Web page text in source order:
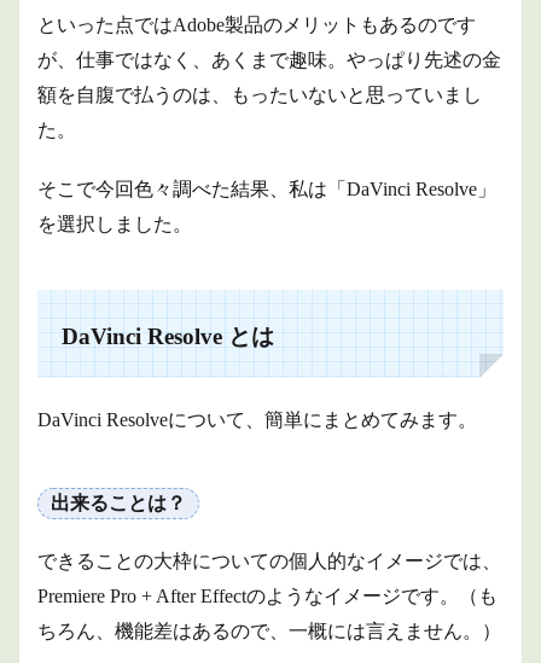
Fusion
ペー
ジ：
モーシ
2.2.5
カラー
ラー編
集
2.2.6
Fairlight
ジ：オ
2.2.7
ーペー
ジ：映
像の書
といった点ではAdobe製品のメリットもあるのです
が、仕事ではなく、あくまで趣味。 やっぱり先述の金
額を自腹で払うのは、もったいないと思っていまし
た。
そこで今回色々調べた結果、私は「DaVinci Resolve」
を選択しました。
DaVinci Resolve とは
DaVinci Resolveについて、簡単にまとめてみます。
出来ることは？
できることの大枠についての個人的なイメージでは、
Premiere Pro + After Effectのようなイメージです。（も
ちろん、機能差はあるので、一概には言えません。）